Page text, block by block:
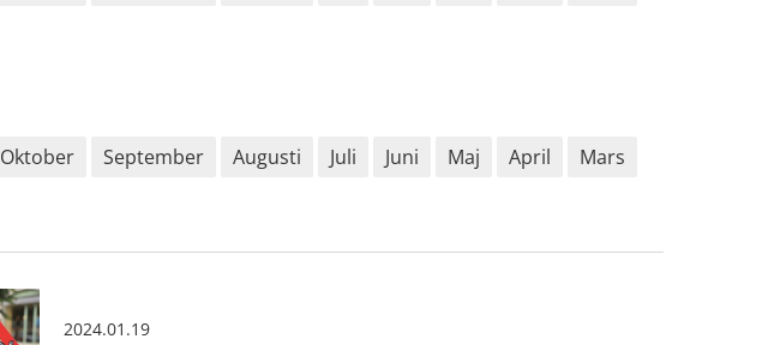
Oktober September Augusti Juli Juni Maj April
Mars
2024.01.19